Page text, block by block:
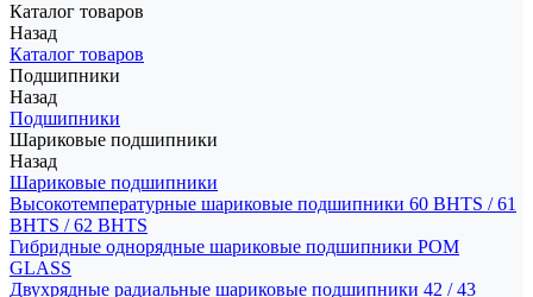
Каталог товаров
Назад
Каталог товаров
Подшипники
Назад
Подшипники
Шариковые подшипники
Назад
Шариковые подшипники
Высокотемпературные шариковые подшипники 60 BHTS / 61
BHTS / 62 BHTS
Гибридные однорядные шариковые подшипники POM
GLASS
Двухрядные радиальные шариковые подшипники 42 / 43